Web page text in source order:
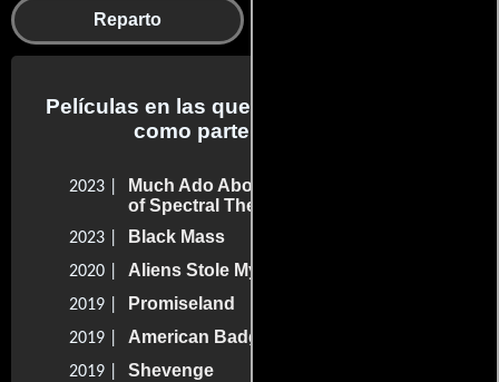
Reparto
Películas en las que Tristan Risk trabajo
como parte del reparto
2023 |
Much Ado About Nothing: The Legend
of Spectral Theatre
2023 | Black Mass
2020 | Aliens Stole My Body
2019 | Promiseland
2019 | American Badger
2019 | Shevenge